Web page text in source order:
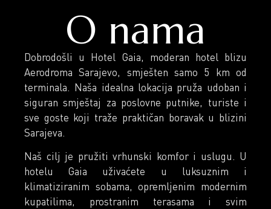
O nama
Dobrodošli u Hotel Gaia, moderan hotel blizu
Aerodroma Sarajevo, smješten samo 5 km od
terminala. Naša idealna lokacija pruža udoban i
siguran smještaj za poslovne putnike, turiste i
sve goste koji traže praktičan boravak u blizini
Sarajeva.
Naš cilj je pružiti vrhunski komfor i uslugu. U
hotelu Gaia uživaćete u luksuznim i
klimatiziranim sobama, opremljenim modernim
kupatilima, prostranim terasama i svim